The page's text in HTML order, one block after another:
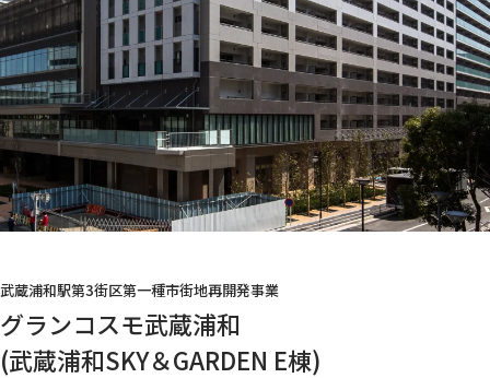
武蔵浦和駅第3街区第一種市街地再開発事業
グランコスモ武蔵浦和
(武蔵浦和SKY＆GARDEN E棟)